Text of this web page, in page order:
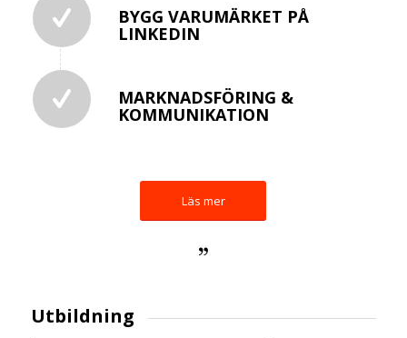
BYGG VARUMÄRKET PÅ
LINKEDIN
MARKNADSFÖRING &
KOMMUNIKATION
Läs mer
Utbildning